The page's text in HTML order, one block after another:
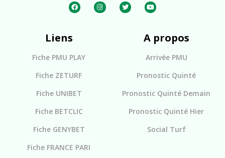
Liens
Fiche PMU PLAY
Fiche ZETURF
Fiche UNIBET
Fiche BETCLIC
Fiche GENYBET
Fiche FRANCE PARI
A propos
Arrivée PMU
Pronostic Quinté
Pronostic Quinté Demain
Pronostic Quinté Hier
Social Turf